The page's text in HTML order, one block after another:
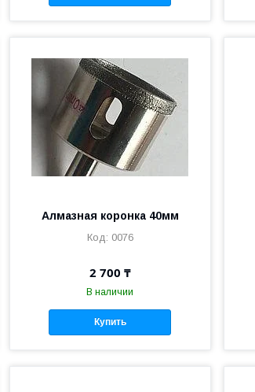
Алмазная коронка 40мм
0076
2 700 ₸
В наличии
Купить